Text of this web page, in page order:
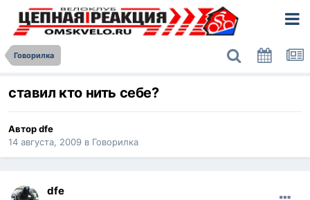
Говорилка
ставил кто нить себе?
Авторdfe
14 августа, 2009 в Говорилка
dfe